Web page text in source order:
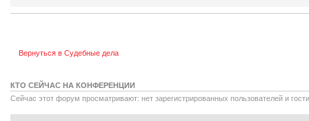
Вернуться в Судебные дела
КТО СЕЙЧАС НА КОНФЕРЕНЦИИ
Сейчас этот форум просматривают: нет зарегистрированных пользователей и